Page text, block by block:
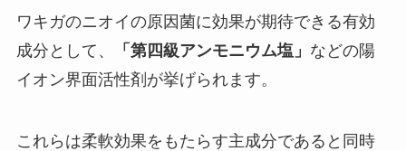
ワキガのニオイの原因菌に効果が期待できる有効
成分として、
「第四級アンモニウム塩」 などの陽
イオン界面活性剤が挙げられます。
これらは柔軟効果をもたらす主成分であると同時